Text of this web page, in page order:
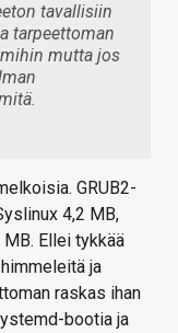
tavallisiin
tarpeettoman
mutta jos
GRUB2-
4,2 MB,
Ellei tykkää
ja
raskas ihan
bootia ja